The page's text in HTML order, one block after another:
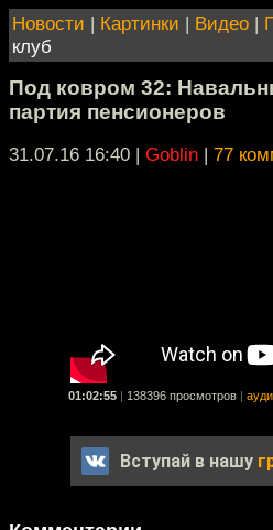
Новости | Картинки | Видео |
клуб
Под ковром 32:
партия пенсионеров
31.07.16 16:40 | Goblin | 77
01:02:55 138396 просмотров
Вступай в нашу